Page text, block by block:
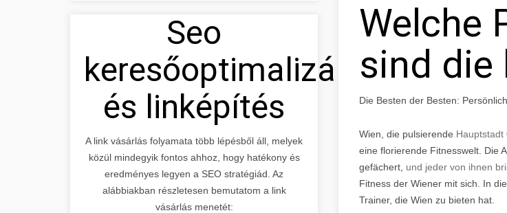
Seo
keresőoptimalizálás
és linképítés
A link vásárlás folyamata több lépésből áll, melyek
közül mindegyik fontos ahhoz, hogy hatékony és
eredményes legyen a SEO stratégiád. Az
alábbiakban részletesen bemutatom a link
vásárlás menetét:
Welche
sind die
Die Besten der Besten:
Wien, die pulsierende Hauptstadt
eine florierende Fitnesswelt. Die
gefächert, und jeder von ihnen
Fitness der Wiener mit sich. In
Trainer, die Wien zu bieten hat.